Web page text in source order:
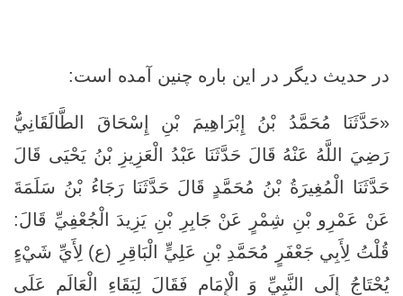
در حدیث دیگر در این باره چنین آمده است:
«حَدَّثَنَا مُحَمَّدُ بْنُ إِبْرَاهِيمَ بْنِ إِسْحَاقَ الطَّالَقَانِيُّ
رَضِيَ اللَّهُ عَنْهُ قَالَ حَدَّثَنَا عَبْدُ الْعَزِيزِ بْنُ يَحْيَى قَالَ
حَدَّثَنَا الْمُغِيرَةُ بْنُ مُحَمَّدٍ قَالَ حَدَّثَنَا رَجَاءُ بْنُ سَلَمَةَ
عَنْ عَمْرِو بْنِ شِمْرٍ عَنْ جَابِرِ بْنِ يَزِيدَ الْجُعْفِيِّ قَالَ‏:
قُلْتُ لِأَبِي جَعْفَرٍ مُحَمَّدِ بْنِ عَلِيٍّ الْبَاقِرِ (ع) لِأَيِّ شَيْ‏ءٍ
يُحْتَاجُ إِلَى النَّبِيِّ وَ الْإِمَامِ فَقَالَ لِبَقَاءِ الْعَالَمِ عَلَى